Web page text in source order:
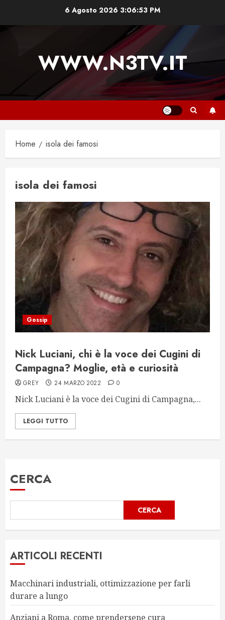
6 Agosto 2026 3:06:53 PM
WWW.N3TV.IT
Home isola dei famosi
isola dei famosi
Gossip
Nick Luciani, chi è la voce dei Cugini di
Campagna? Moglie, età e curiosità
GREY 24 MARZO 2022 0
Nick Luciani è la voce dei Cugini di Campagna,...
LEGGI TUTTO
CERCA
CERCA
ARTICOLI RECENTI
Macchinari industriali, ottimizzazione per farli
durare a lungo
Anziani a Roma, come prendersene cura